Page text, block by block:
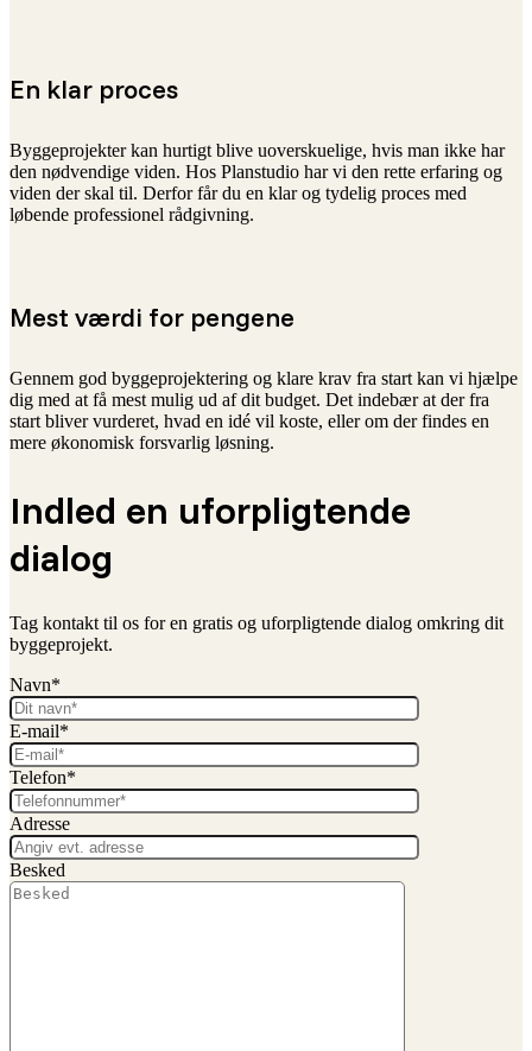
En klar proces
Byggeprojekter kan hurtigt blive uoverskuelige, hvis man ikke har
den nødvendige viden. Hos Planstudio har vi den rette erfaring og
viden der skal til. Derfor får du en klar og tydelig proces med
løbende professionel rådgivning.
Mest værdi for pengene
Gennem god byggeprojektering og klare krav fra start kan vi hjælpe
dig med at få mest mulig ud af dit budget. Det indebær at der fra
start bliver vurderet, hvad en idé vil koste, eller om der findes en
mere økonomisk forsvarlig løsning.
Indled en uforpligtende
dialog
Tag kontakt til os for en gratis og uforpligtende dialog omkring dit
byggeprojekt.
Navn*
E-mail*
Telefon*
Adresse
Besked